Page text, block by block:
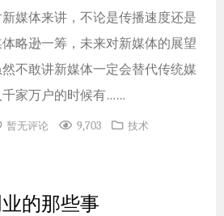
媒体来讲，不论是传播速度还是
略逊一筹，未来对新媒体的展望
不敢讲新媒体一定会替代传统媒
家万户的时候有……
暂无评论 9,703 技术
的那些事